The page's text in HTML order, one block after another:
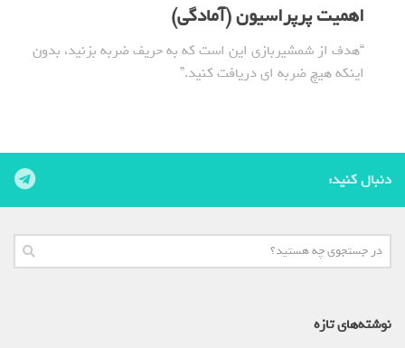
اهمیت پرپراسیون (آمادگی)
“هدف از شمشیربازی این است که به حریف ضربه بزنید، بدون
اینکه هیچ ضربه ای دریافت کنید.”
دنبال کنید:
نوشته‌های تازه